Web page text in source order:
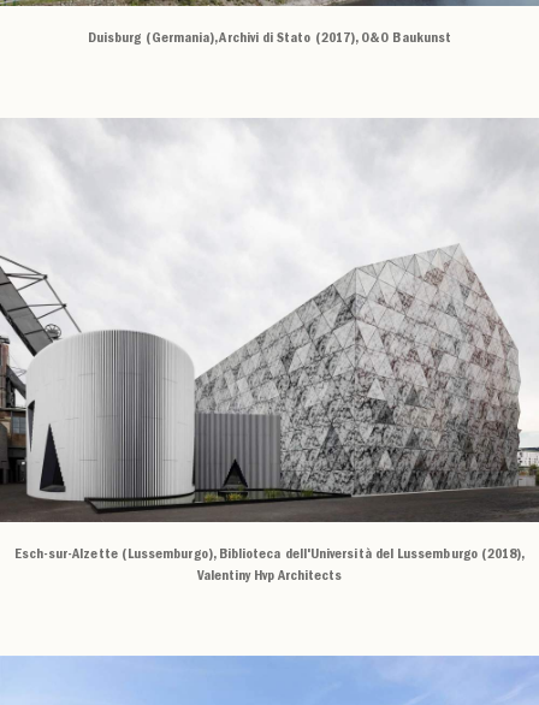
Duisburg (Germania), Archivi di Stato (2017), O&O Baukunst
Esch-sur-Alzette (Lussemburgo), Biblioteca dell'Università del Lussemburgo (2018),
Valentiny Hvp Architects